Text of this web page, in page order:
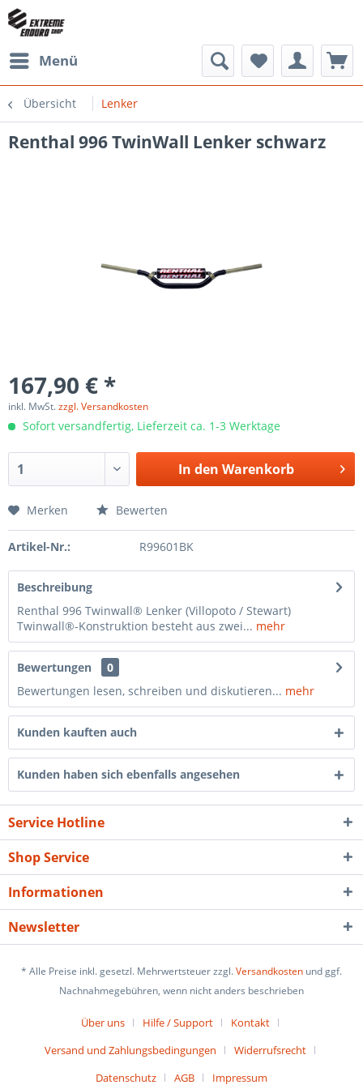
Menü
Übersicht Lenker
Renthal 996 TwinWall Lenker schwarz
167,90 € *
inkl. MwSt.zzgl. Versandkosten
Sofort versandfertig, Lieferzeit ca. 1-3 Werktage
In den Warenkorb
Merken Bewerten
Artikel-Nr.: R99601BK
Beschreibung
Renthal 996 Twinwall® Lenker (Villopoto / Stewart)
Twinwall®-Konstruktion besteht aus zwei... mehr
Bewertungen
0
Bewertungen lesen, schreiben und diskutieren... mehr
Kunden kauften auch
Kunden haben sich ebenfalls angesehen
Service Hotline
Shop Service
Informationen
Newsletter
* Alle Preise inkl. gesetzl. Mehrwertsteuer zzgl.Versandkosten und ggf.
Nachnahmegebühren, wenn nicht anders beschrieben
Über uns Hilfe / Support
Kontakt
Versand und Zahlungsbedingungen
Widerrufsrecht
Datenschutz
AGB Impressum